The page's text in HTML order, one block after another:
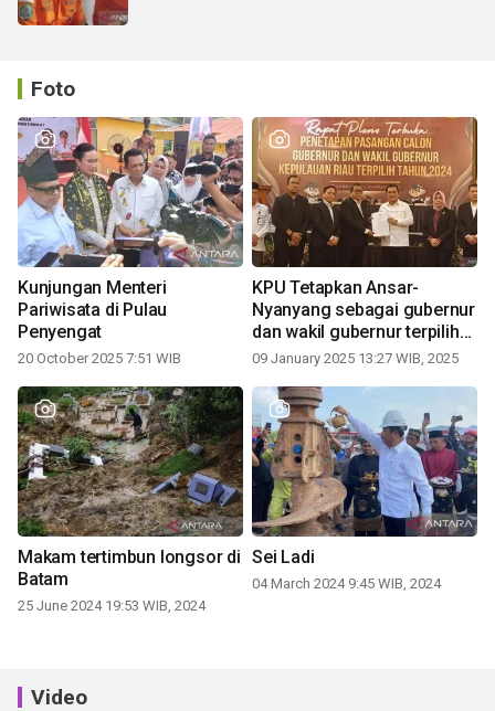
Foto
Kunjungan Menteri
Pariwisata di Pulau
Penyengat
20 October 2025 7:51 WIB
KPU Tetapkan Ansar-
Nyanyang sebagai gubernur
dan wakil gubernur terpilih
periode 2025-2030
09 January 2025 13:27 WIB, 2025
Makam tertimbun longsor di
Batam
25 June 2024 19:53 WIB, 2024
Sei Ladi
04 March 2024 9:45 WIB, 2024
Video